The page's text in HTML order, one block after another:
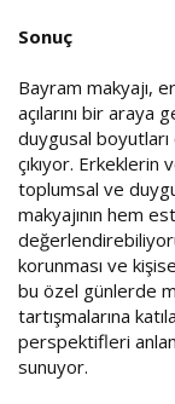
Sonuç
Bayram makyajı,
açılarını bir
duygusal boyutları
çıkıyor. Erkeklerin
toplumsal ve
makyajının hem
korunması ve
bu özel günlerde
tartışmalarına
perspektifleri
sunuyor.